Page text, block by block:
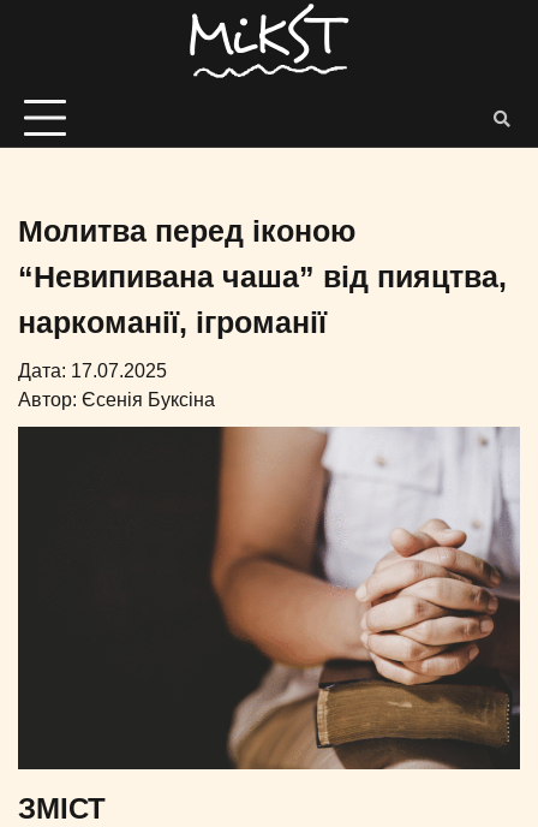
Молитва перед іконою
“Невипивана чаша” від пияцтва,
наркоманії, ігроманії
Дата: 17.07.2025
Автор: Єсенія Буксіна
ЗМІСТ